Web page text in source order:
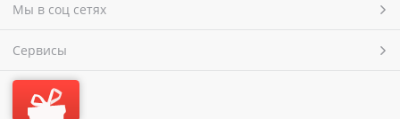
Мы в соц сетях
Сервисы